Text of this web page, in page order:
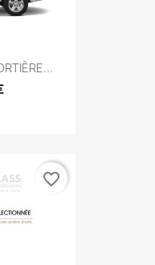
favorite_border